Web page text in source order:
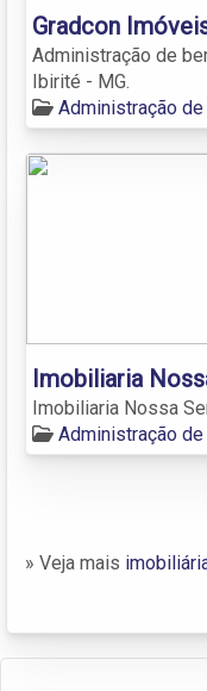
Gradcon
Administração de
Ibirité - MG.
Administração
Imobiliaria
Imobiliaria Nossa
Administração
» Veja mais